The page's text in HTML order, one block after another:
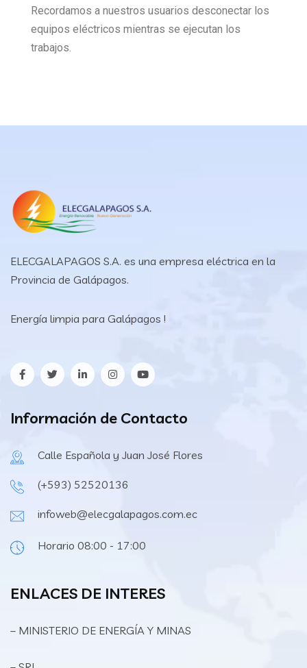
Recordamos a nuestros usuarios desconectar los
equipos eléctricos mientras se ejecutan los
trabajos.
ELECGALAPAGOS S.A. es una empresa eléctrica en la
Provincia de Galápagos.
Energía limpia para Galápagos !
Información de Contacto
Calle Española y Juan José Flores
(+593) 52520136
infoweb@elecgalapagos.com.ec
Horario 08:00 - 17:00
ENLACES DE INTERES
– MINISTERIO DE ENERGÍA Y MINAS